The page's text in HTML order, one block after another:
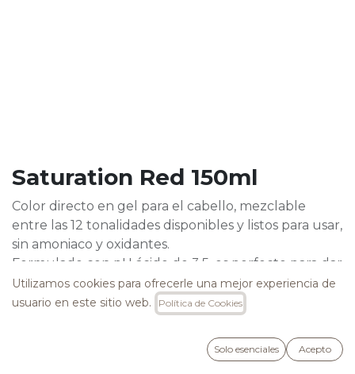
Saturation Red 150ml
Color directo en gel para el cabello, mezclable
entre las 12 tonalidades disponibles y listos para usar,
sin amoniaco y oxidantes.
Formulado con pH ácido de 3,5, es perfecto para dar
nuevos reflejos al cabello natural, colorado o
decolorado.
Utilizamos cookies para ofrecerle una mejor experiencia de
usuario en este sitio web.
Política de Cookies
Solo esenciales Acepto